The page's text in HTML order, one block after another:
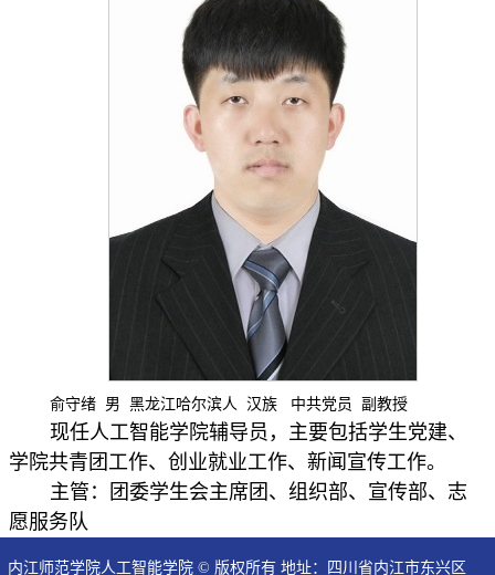
俞守绪 男 黑龙江哈尔滨人 汉族 中共党员 副教授
现任人工智能学院辅导员，主要包括学生党建、
学院共青团工作、创业就业工作、新闻宣传工作。
主管：团委学生会主席团、组织部、宣传部、志
愿服务队
内江师范学院人工智能学院 © 版权所有 地址：四川省内江市东兴区